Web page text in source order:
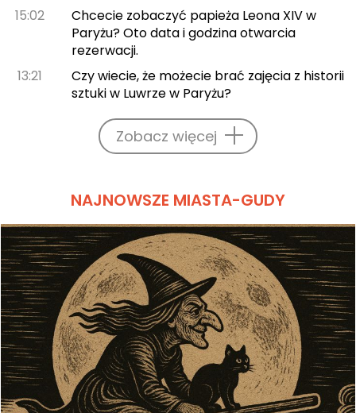
15:02
Chcecie zobaczyć papieża Leona XIV w
Paryżu? Oto data i godzina otwarcia
rezerwacji.
13:21
Czy wiecie, że możecie brać zajęcia z historii
sztuki w Luwrze w Paryżu?
Zobacz więcej
NAJNOWSZE MIASTA-GUDY